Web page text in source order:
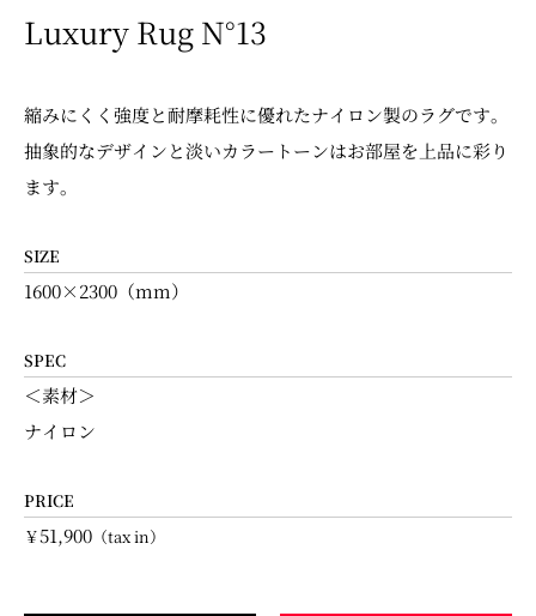
Luxury Rug N°13
縮みにくく強度と耐摩耗性に優れたナイロン製のラグです。
抽象的なデザインと淡いカラートーンはお部屋を上品に彩り
ます。
SIZE
1600×2300（mm）
SPEC
＜素材＞
ナイロン
PRICE
￥51,900 （tax in）